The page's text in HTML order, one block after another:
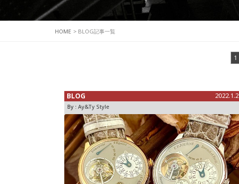
HOME > BLOG記事一覧
1
BLOG 2022.1.2
By : Ay&Ty Style